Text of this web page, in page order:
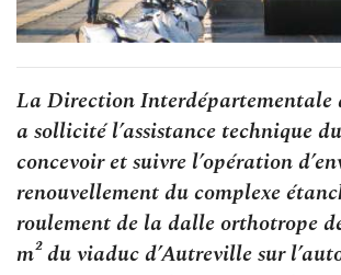
La Direction Interdépartementale
a sollicité l’assistance technique
concevoir et suivre l’opération
renouvellement du complexe
roulement de la dalle orthotrope
m² du viaduc d’Autreville sur